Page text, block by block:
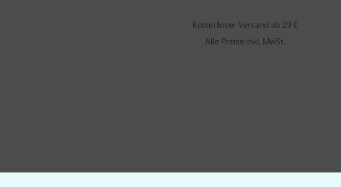
Kostenloser Versand ab 29 €
Alle Preise inkl. MwSt.